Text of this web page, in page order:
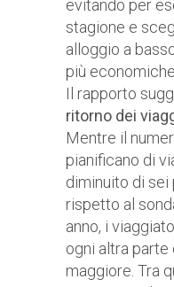
evitando per
stagione e
alloggio a
più
Il rapporto
ritorno dei
Mentre il
pianificano di
diminuito di sei
rispetto al
anno, i
ogni altra parte
maggiore. Tra